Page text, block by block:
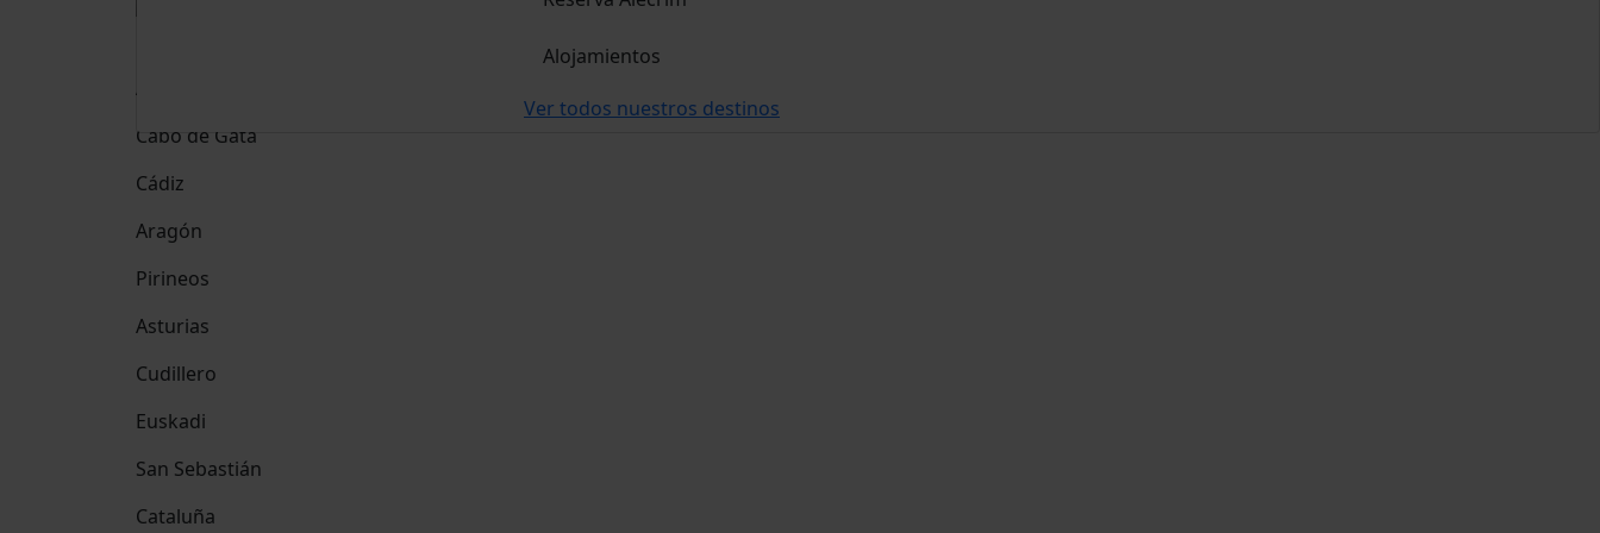
Alojamientos
Ver todos nuestros destinos
Andalucía
Cabo de Gata
Cádiz
Aragón
Pirineos
Asturias
Cudillero
Euskadi
San Sebastián
Cataluña